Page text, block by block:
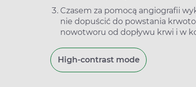
Czasem za pomocą angiografii
nie dopuścić do powstania
nowotworu od dopływu krwi i w
High-contrast mode